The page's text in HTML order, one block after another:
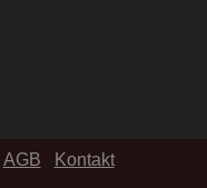
AGB
Kontakt